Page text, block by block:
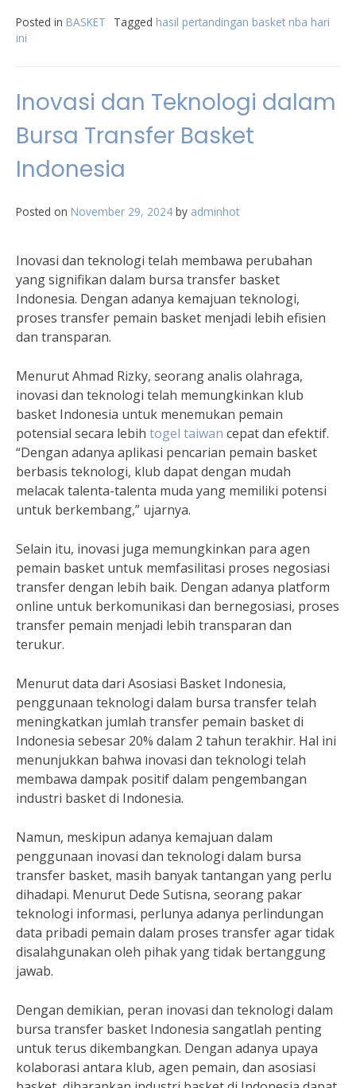
Posted in BASKET Tagged hasil pertandingan basket nba hari
ini
Inovasi dan Teknologi dalam
Bursa Transfer Basket
Indonesia
Posted on November 29, 2024 by adminhot
Inovasi dan teknologi telah membawa perubahan
yang signifikan dalam bursa transfer basket
Indonesia. Dengan adanya kemajuan teknologi,
proses transfer pemain basket menjadi lebih efisien
dan transparan.
Menurut Ahmad Rizky, seorang analis olahraga,
inovasi dan teknologi telah memungkinkan klub
basket Indonesia untuk menemukan pemain
potensial secara lebih togel taiwan cepat dan efektif.
“Dengan adanya aplikasi pencarian pemain basket
berbasis teknologi, klub dapat dengan mudah
melacak talenta-talenta muda yang memiliki potensi
untuk berkembang,” ujarnya.
Selain itu, inovasi juga memungkinkan para agen
pemain basket untuk memfasilitasi proses negosiasi
transfer dengan lebih baik. Dengan adanya platform
online untuk berkomunikasi dan bernegosiasi, proses
transfer pemain menjadi lebih transparan dan
terukur.
Menurut data dari Asosiasi Basket Indonesia,
penggunaan teknologi dalam bursa transfer telah
meningkatkan jumlah transfer pemain basket di
Indonesia sebesar 20% dalam 2 tahun terakhir. Hal ini
menunjukkan bahwa inovasi dan teknologi telah
membawa dampak positif dalam pengembangan
industri basket di Indonesia.
Namun, meskipun adanya kemajuan dalam
penggunaan inovasi dan teknologi dalam bursa
transfer basket, masih banyak tantangan yang perlu
dihadapi. Menurut Dede Sutisna, seorang pakar
teknologi informasi, perlunya adanya perlindungan
data pribadi pemain dalam proses transfer agar tidak
disalahgunakan oleh pihak yang tidak bertanggung
jawab.
Dengan demikian, peran inovasi dan teknologi dalam
bursa transfer basket Indonesia sangatlah penting
untuk terus dikembangkan. Dengan adanya upaya
kolaborasi antara klub, agen pemain, dan asosiasi